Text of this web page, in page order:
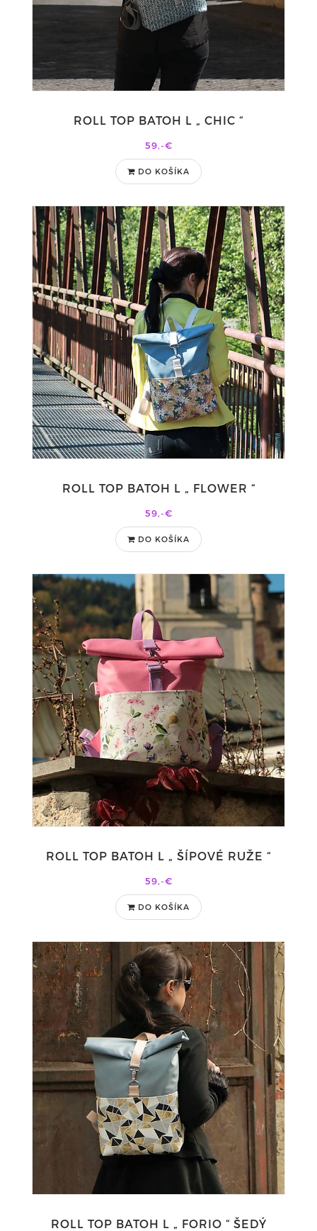
ROLL TOP BATOH L „ CHIC “
59,-€
DO KOŠÍKA
ROLL TOP BATOH L „ FLOWER “
59,-€
DO KOŠÍKA
ROLL TOP BATOH L „ ŠÍPOVÉ RUŽE “
59,-€
DO KOŠÍKA
ROLL TOP BATOH L „ FORIO “ ŠEDÝ